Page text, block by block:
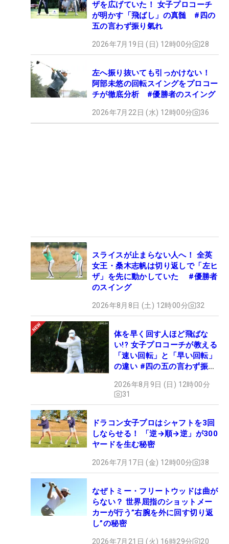
ザを広げていた！ 女子プロコーチ
が明かす「飛ばし」の真髄 #四の
五の言わず振り氣れ
2026年7月19日 (日) 12時00分 28
左へ振り抜いても引っかけない！
阿部未悠の回転スイングをプロコー
チが徹底分析 #優勝者のスイング
2026年7月22日 (水) 12時00分 36
スライスが止まらない人へ！ 全英
女王・桑木志帆は切り返しで「左ヒ
ザ」を先に動かしていた #優勝者
のスイング
2026年8月8日 (土) 12時00分 32
体を早く回す人ほど飛ばな
い!? 女子プロコーチが教える
「速い回転」と「早い回転」
の違い #四の五の言わず振り
2026年8月9日 (日) 12時00分
31
ドラコン女子プロはシャフトを3回
しならせる！ 「逆→順→逆」が300
ヤードを生む秘密
2026年7月17日 (金) 12時00分 38
なぜトミー・フリートウッドは曲が
らない？ 世界屈指のショットメー
カーが行う”右腕を外に回す切り返
し”の秘密
2026年7月21日 (火) 16時29分 20